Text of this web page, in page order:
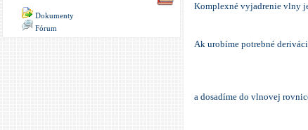
Dokumenty
Fórum
Komplexné vyjadrenie vlny
Ak urobíme potrebné
a dosadíme do vlnovej